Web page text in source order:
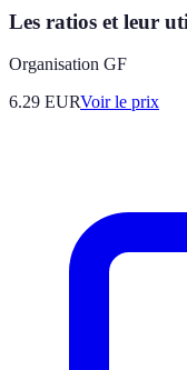
Les ratios et leur
Organisation GF
6.29 EURVoir le prix